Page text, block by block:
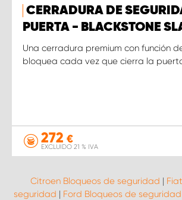
CERRADURA DE
PUERTA - BLACKSTONE
Una cerradura premium con función
bloquea cada vez que cierra la
272 €
EXCLUIDO 21 % IVA
Citroen Bloqueos de seguridad |
seguridad | Ford Bloqueos de seguridad